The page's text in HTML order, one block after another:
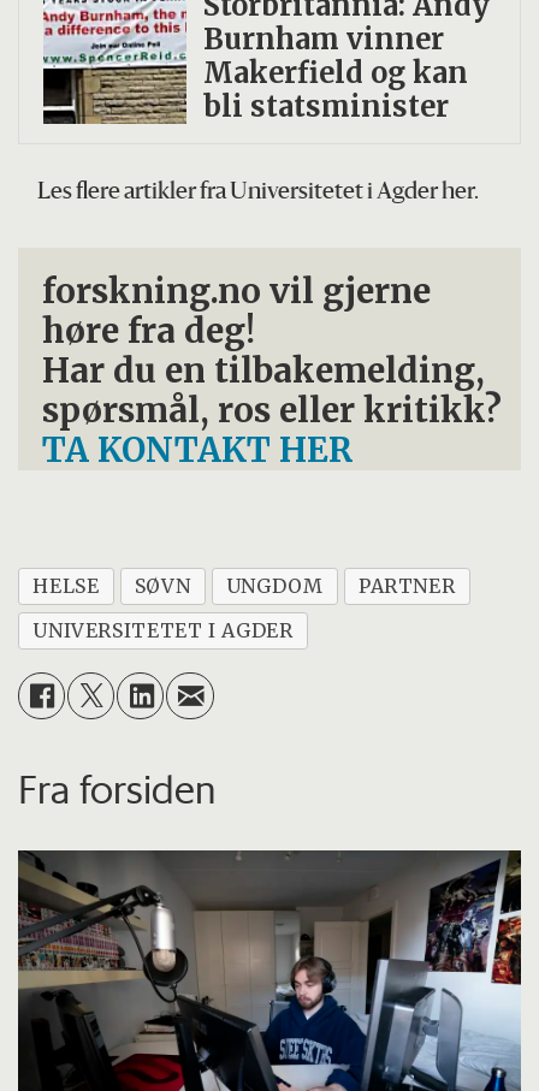
Burnham vinner
Makerfield og kan
bli statsminister
Les flere artikler fra Universitetet i Agder her.
forskning.no vil gjerne
høre fra deg!
Har du en tilbakemelding,
spørsmål, ros eller kritikk?
TA KONTAKT HER
HELSE SØVN UNGDOM
PARTNER
UNIVERSITETET I AGDER
Fra forsiden